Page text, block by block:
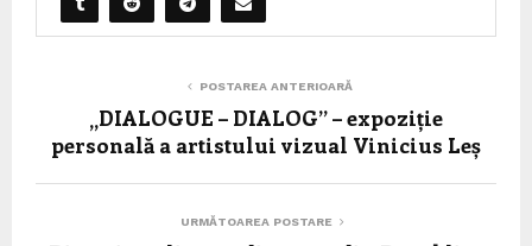
POSTAREA ANTERIOARĂ
„DIALOGUE – DIALOG” – expoziție
personală a artistului vizual Vinicius Leș
URMĂTOAREA POSTARE